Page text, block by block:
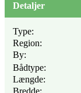
Detaljer
Type:
Region:
By:
Bådtype:
Længde: